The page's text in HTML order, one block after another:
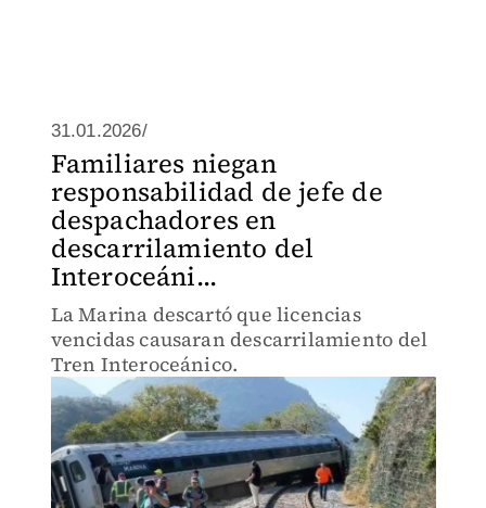
31.01.2026/
Familiares niegan
responsabilidad de jefe de
despachadores en
descarrilamiento del
Interoceáni...
La Marina descartó que licencias
vencidas causaran descarrilamiento del
Tren Interoceánico.